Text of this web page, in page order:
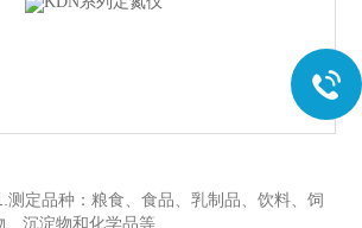
测定品种：粮食、食品、乳制品、饮料、饲
沉淀物和化学品等